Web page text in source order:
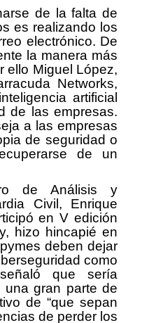
de la falta de
es realizando los
electrónico. De
la manera más
ello Miguel López,
Networks,
artificial
de las empresas.
a las empresas
de seguridad o
de un
de Análisis y
Civil, Enrique
en V edición
hizo hincapié en
deben dejar
como
que sería
una gran parte de
de “que sepan
de perder los